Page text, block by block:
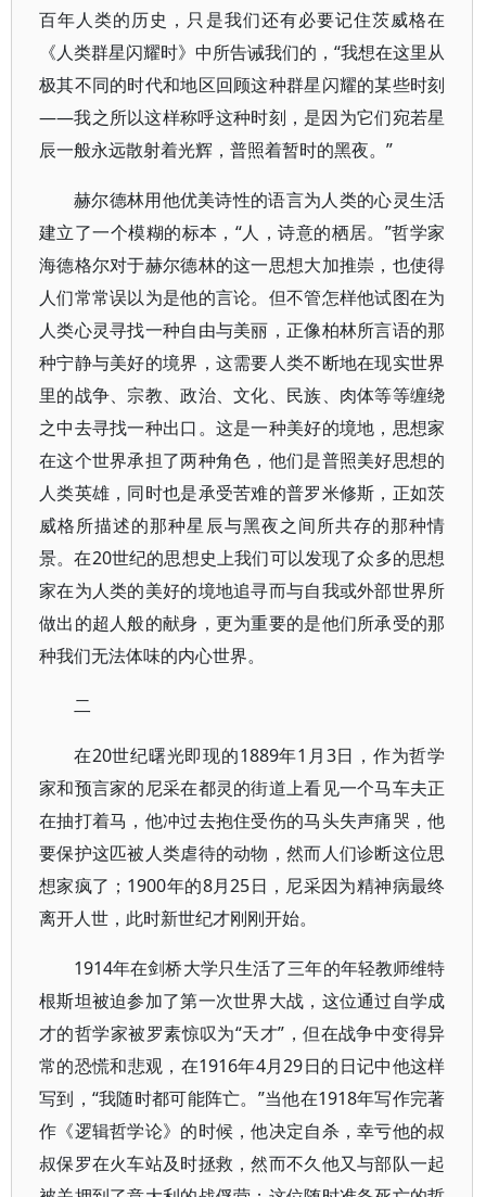
百年人类的历史，只是我们还有必要记住茨威格在
《人类群星闪耀时》中所告诫我们的，“我想在这里从
极其不同的时代和地区回顾这种群星闪耀的某些时刻
——我之所以这样称呼这种时刻，是因为它们宛若星
辰一般永远散射着光辉，普照着暂时的黑夜。”
赫尔德林用他优美诗性的语言为人类的心灵生活
建立了一个模糊的标本，“人，诗意的栖居。”哲学家
海德格尔对于赫尔德林的这一思想大加推崇，也使得
人们常常误以为是他的言论。但不管怎样他试图在为
人类心灵寻找一种自由与美丽，正像柏林所言语的那
种宁静与美好的境界，这需要人类不断地在现实世界
里的战争、宗教、政治、文化、民族、肉体等等缠绕
之中去寻找一种出口。这是一种美好的境地，思想家
在这个世界承担了两种角色，他们是普照美好思想的
人类英雄，同时也是承受苦难的普罗米修斯，正如茨
威格所描述的那种星辰与黑夜之间所共存的那种情
景。在20世纪的思想史上我们可以发现了众多的思想
家在为人类的美好的境地追寻而与自我或外部世界所
做出的超人般的献身，更为重要的是他们所承受的那
种我们无法体味的内心世界。
二
在20世纪曙光即现的1889年1月3日，作为哲学
家和预言家的尼采在都灵的街道上看见一个马车夫正
在抽打着马，他冲过去抱住受伤的马头失声痛哭，他
要保护这匹被人类虐待的动物，然而人们诊断这位思
想家疯了；1900年的8月25日，尼采因为精神病最终
离开人世，此时新世纪才刚刚开始。
1914年在剑桥大学只生活了三年的年轻教师维特
根斯坦被迫参加了第一次世界大战，这位通过自学成
才的哲学家被罗素惊叹为“天才”，但在战争中变得异
常的恐慌和悲观，在1916年4月29日的日记中他这样
写到，“我随时都可能阵亡。”当他在1918年写作完著
作《逻辑哲学论》的时候，他决定自杀，幸亏他的叔
叔保罗在火车站及时拯救，然而不久他又与部队一起